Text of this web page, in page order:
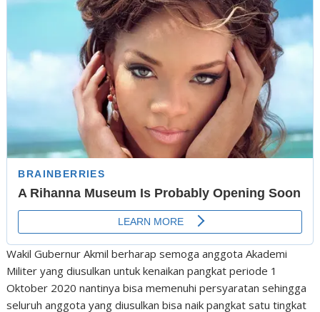
Wakil Gubernur Akmil berharap semoga anggota Akademi
Militer yang diusulkan untuk kenaikan pangkat periode 1
Oktober 2020 nantinya bisa memenuhi persyaratan sehingga
seluruh anggota yang diusulkan bisa naik pangkat satu tingkat